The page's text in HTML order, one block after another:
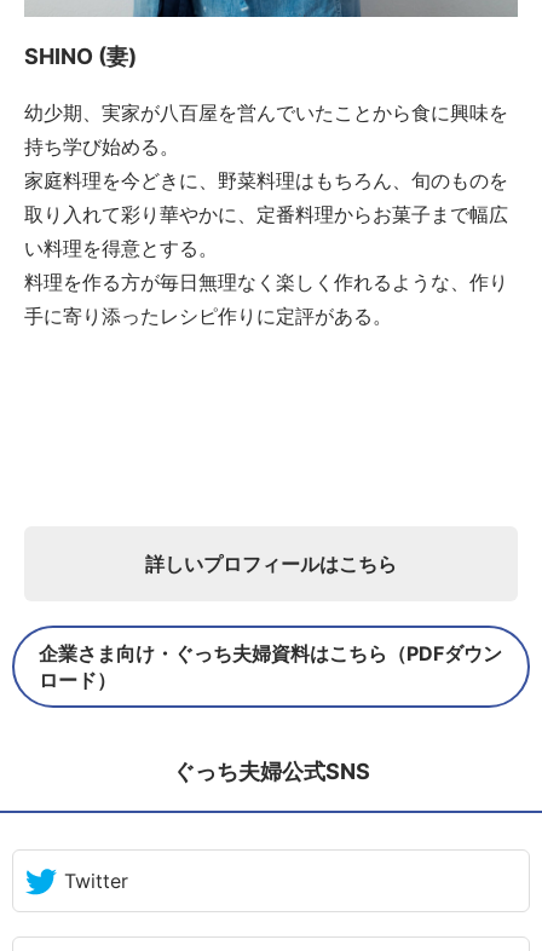
SHINO (妻)
幼少期、実家が八百屋を営んでいたことから食に興味を
持ち学び始める。
家庭料理を今どきに、野菜料理はもちろん、旬のものを
取り入れて彩り華やかに、定番料理からお菓子まで幅広
い料理を得意とする。
料理を作る方が毎日無理なく楽しく作れるような、作り
手に寄り添ったレシピ作りに定評がある。
詳しいプロフィールはこちら
企業さま向け・ぐっち夫婦資料はこちら（PDFダウン
ロード）
ぐっち夫婦公式SNS
Twitter